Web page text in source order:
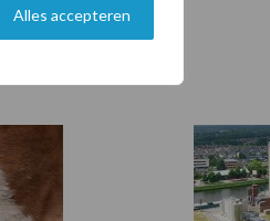
Alles accepteren